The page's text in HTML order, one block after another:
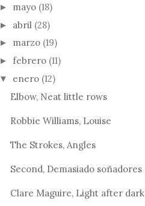
► mayo (18)
► abril (28)
► marzo (19)
► febrero (11)
▼ enero (12)
Elbow, Neat little rows
Robbie Williams, Louise
The Strokes, Angles
Second, Demasiado soñadores
Clare Maguire, Light after dark